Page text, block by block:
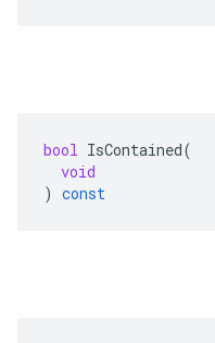
bool IsContained(
void
) const